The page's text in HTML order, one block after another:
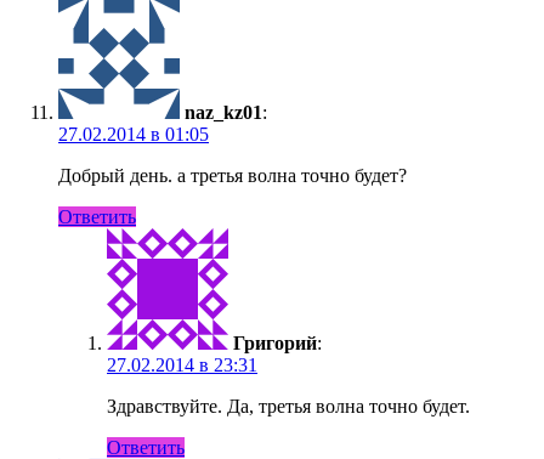
naz_kz01:
27.02.2014 в 01:05
Добрый день. а третья волна точно будет?
Ответить
Григорий:
27.02.2014 в 23:31
Здравствуйте. Да, третья волна точно будет.
Ответить